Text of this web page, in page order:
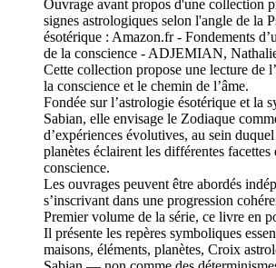
Ouvrage avant propos d'une collection
signes astrologiques selon l'angle de la
ésotérique : Amazon.fr - Fondements
de la conscience - ADJEMIAN,
Cette collection propose une lecture de
la conscience et le chemin de l’âme.
Fondée sur l’astrologie ésotérique et la
Sabian, elle envisage le Zodiaque
d’expériences évolutives, au sein
planètes éclairent les différentes facettes
conscience.
Les ouvrages peuvent être abordés
s’inscrivant dans une progression
Premier volume de la série, ce livre en
Il présente les repères symboliques
maisons, éléments, planètes, Croix